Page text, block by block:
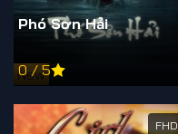
New
Phó Sơn Hải
0 / 5
FHD